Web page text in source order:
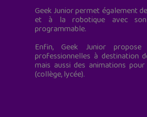
Geek Junior permet également
et à la robotique avec
programmable.
Enfin, Geek Junior
professionnelles à destination
mais aussi des animations
(collège, lycée).